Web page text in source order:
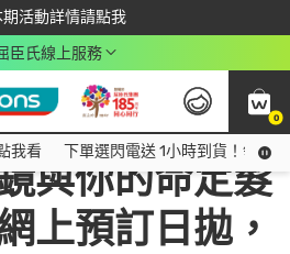
期活動詳情請點我
app最高回饋$350
臣氏線上服務
0
我看 下單選閃電送 1小時到貨！領神
與你的命定髮
上預訂日拋，